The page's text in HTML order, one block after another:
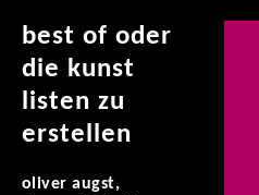
best of oder
die kunst
listen zu
erstellen
oliver augst,